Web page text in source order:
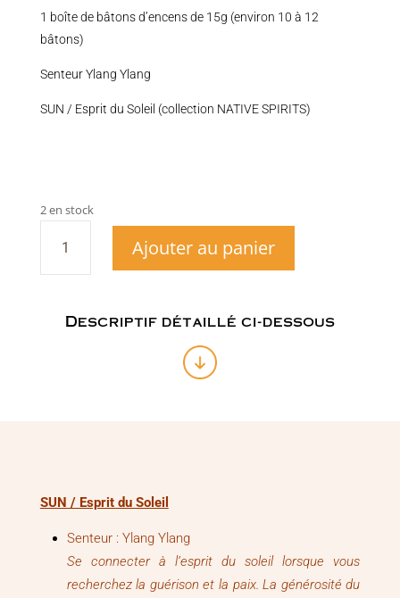
1 boîte de bâtons d’encens de 15g (environ 10 à 12
bâtons)
Senteur Ylang Ylang
SUN / Esprit du Soleil (collection NATIVE SPIRITS)
2 en stock
Sun
Esprit
Ajouter au panier
Descriptif détaillé ci-dessous
SUN / Esprit du Soleil
Senteur : Ylang Ylang
Se connecter à l’esprit du soleil lorsque vous
recherchez la guérison et la paix. La générosité du